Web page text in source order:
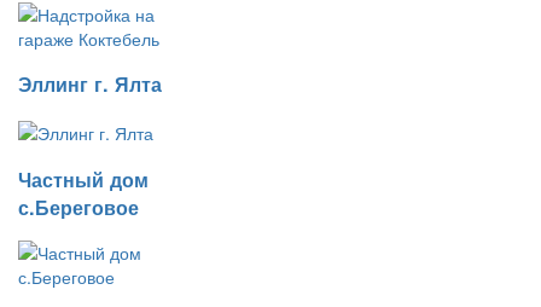
Эллинг г. Ялта
Частный дом
с.Береговое